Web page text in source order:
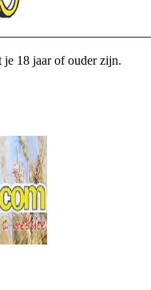
je 18 jaar of ouder zijn.